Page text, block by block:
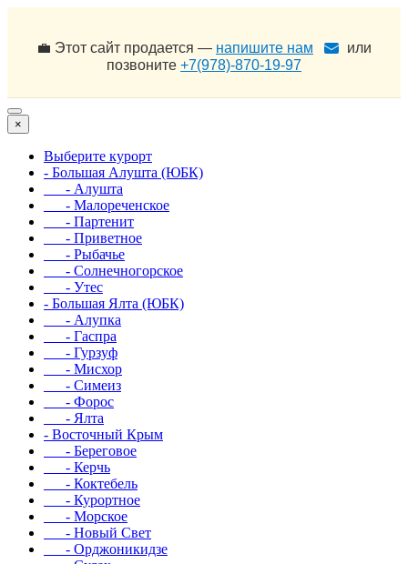
💼 Этот сайт продается — напишите нам
или
позвоните +7(978)-870-19-97
×
Выберите курорт
- Большая Алушта (ЮБК)
- Алушта
- Малореченское
- Партенит
- Приветное
- Рыбачье
- Солнечногорское
- Утес
- Большая Ялта (ЮБК)
- Алупка
- Гаспра
- Гурзуф
- Мисхор
- Симеиз
- Форос
- Ялта
- Восточный Крым
- Береговое
- Керчь
- Коктебель
- Курортное
- Морское
- Новый Свет
- Орджоникидзе